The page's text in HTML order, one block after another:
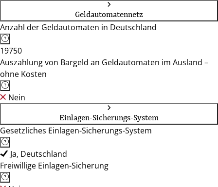
Geldautomatennetz
Anzahl der Geldautomaten in Deutschland
19750
Auszahlung von Bargeld an Geldautomaten im Ausland –
ohne Kosten
Nein
Einlagen-Sicherungs-System
Gesetzliches Einlagen-Sicherungs-System
Ja, Deutschland
Freiwillige Einlagen-Sicherung